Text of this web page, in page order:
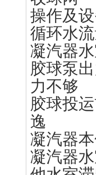
操作及
循环水
凝汽器
胶球泵
力不够
胶球投
逸
凝汽器
凝汽器